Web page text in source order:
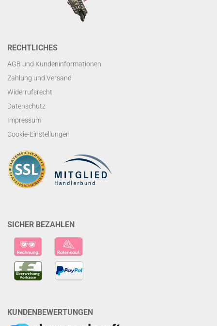
RECHTLICHES
AGB und Kundeninformationen
Zahlung und Versand
Widerrufsrecht
Datenschutz
Impressum
Cookie-Einstellungen
SICHER BEZAHLEN
KUNDENBEWERTUNGEN